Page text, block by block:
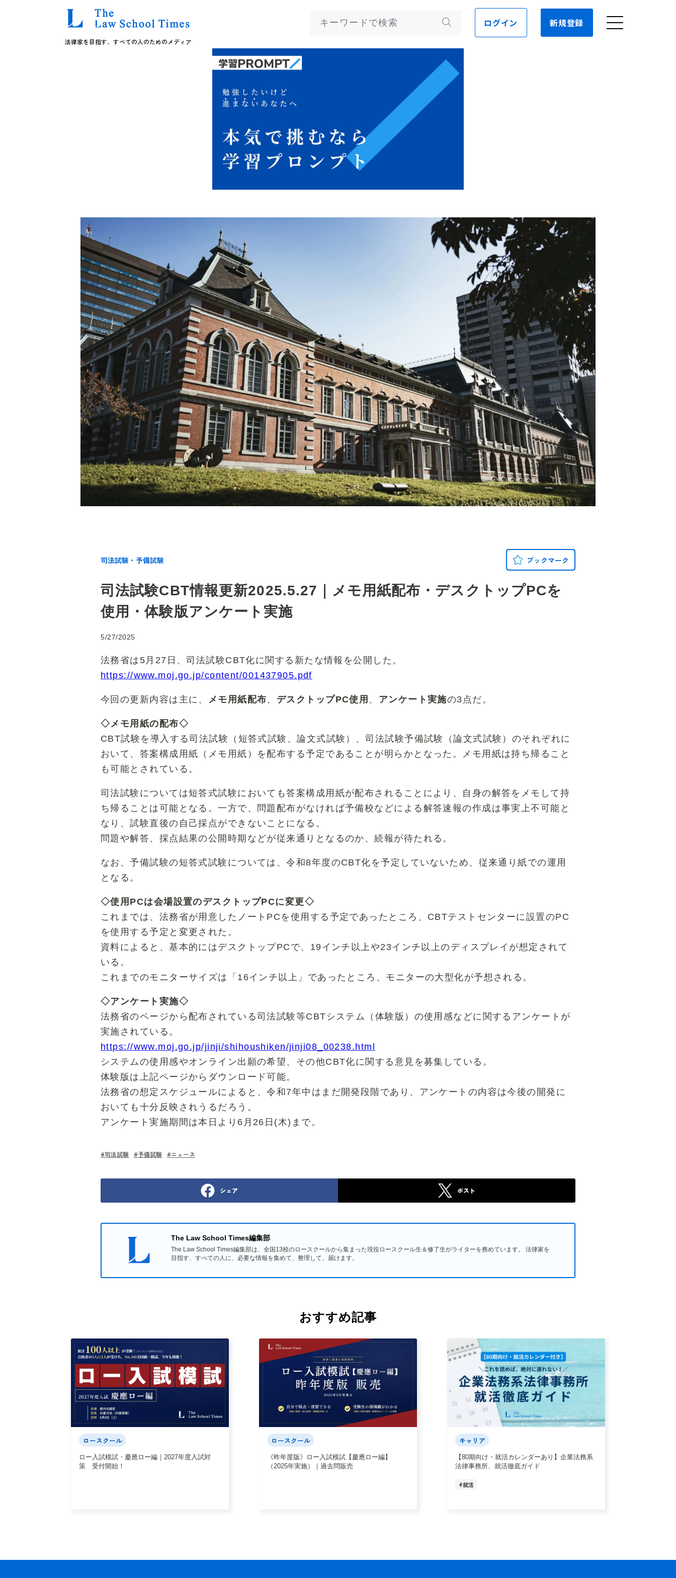
法律家を目指す、すべての人のためのメディア
ログイン 新規登録
司法試験・予備試験 ブックマーク
司法試験CBT情報更新2025.5.27｜メモ用紙配布・デスクトップPCを
使用・体験版アンケート実施
5/27/2025
法務省は5月27日、司法試験CBT化に関する新たな情報を公開した。
https://www.moj.go.jp/content/001437905.pdf
今回の更新内容は主に、 メモ用紙配布、 デスクトップPC使用 、 アンケート実施の3点だ。
◇メモ用紙の配布◇
CBT試験を導入する司法試験（短答式試験、論文式試験）、司法試験予備試験（論文式試験）のそれぞれに
おいて、答案構成用紙（メモ用紙）を配布する予定であることが明らかとなった。メモ用紙は持ち帰ること
も可能とされている。
司法試験については短答式試験においても答案構成用紙が配布されることにより、自身の解答をメモして持
ち帰ることは可能となる。一方で、問題配布がなければ予備校などによる解答速報の作成は事実上不可能と
なり、試験直後の自己採点ができないことになる。
問題や解答、採点結果の公開時期などが従来通りとなるのか、続報が待たれる。
なお、予備試験の短答式試験については、令和8年度のCBT化を予定していないため、従来通り紙での運用
となる。
◇使用PCは会場設置のデスクトップPCに変更◇
これまでは、法務省が用意したノートPCを使用する予定であったところ、CBTテストセンターに設置のPC
を使用する予定と変更された。
資料によると、基本的にはデスクトップPCで、19インチ以上や23インチ以上のディスプレイが想定されて
いる。
これまでのモニターサイズは「16インチ以上」であったところ、モニターの大型化が予想される。
◇アンケート実施◇
法務省のページから配布されている司法試験等CBTシステム（体験版）の使用感などに関するアンケートが
実施されている。
https://www.moj.go.jp/jinji/shihoushiken/jinji08_00238.html
システムの使用感やオンライン出願の希望、その他CBT化に関する意見を募集している。
体験版は上記ページからダウンロード可能。
法務省の想定スケジュールによると、令和7年中はまだ開発段階であり、アンケートの内容は今後の開発に
おいても十分反映されうるだろう。
アンケート実施期間は本日より6月26日(木)まで。
#司法試験 #予備試験 #ニュース
シェア ポスト
The Law School Times編集部
The Law School Times編集部は、全国13校のロースクールから集まった現役ロースクール生＆修了生がライターを務めています。 法律家を
目指す、すべての人に、必要な情報を集めて、整理して、届けます。
おすすめ記事
ロースクール
ロー入試模試・慶應ロー編｜2027年度入試対
策 受付開始！
ロースクール
《昨年度版》ロー入試模試【慶應ロー編】
（2025年実施）｜過去問販売
キャリア
【80期向け・就活カレンダーあり】企業法務系
法律事務所、就活徹底ガイド
#就活